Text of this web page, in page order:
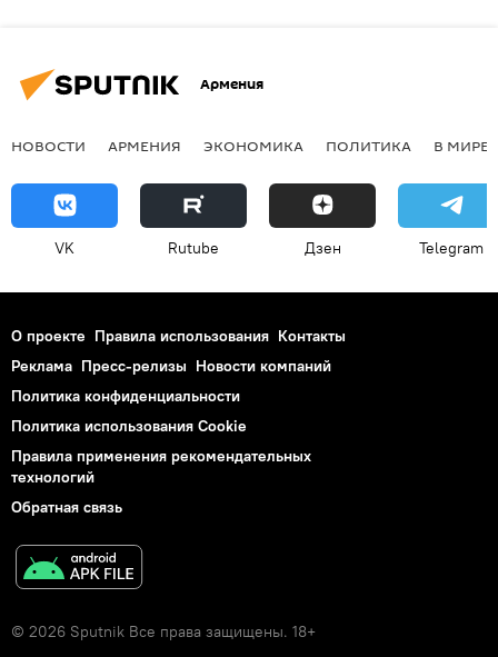
Армения
НОВОСТИ АРМЕНИЯ ЭКОНОМИКА ПОЛИТИКА В МИРЕ
VK Rutube Дзен Telegram
О проекте Правила использования Контакты
Реклама Пресс-релизы Новости компаний
Политика конфиденциальности
Политика использования Cookie
Правила применения рекомендательных
технологий
Обратная связь
© 2026 Sputnik Все права защищены. 18+